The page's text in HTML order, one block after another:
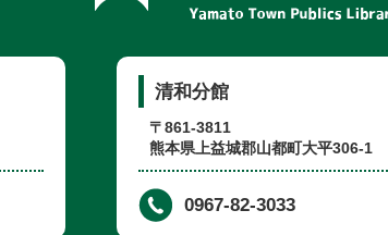
清和分館
〒861-3811
熊本県上益城郡山都町大平306-1
0967-82-3033